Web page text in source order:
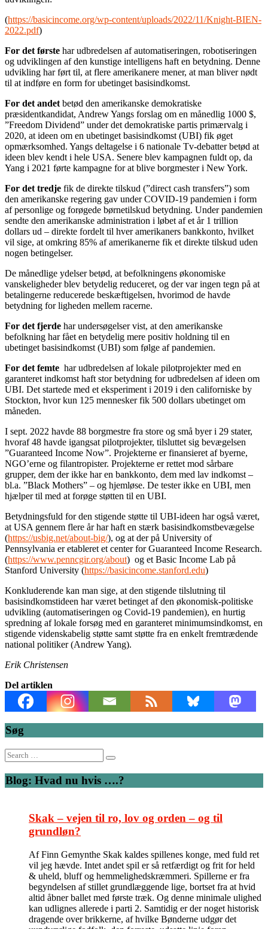
(https://basicincome.org/wp-content/uploads/2022/11/Knight-BIEN-
2022.pdf)
For det første har udbredelsen af automatiseringen, robotiseringen
og udviklingen af den kunstige intelligens haft en betydning. Denne
udvikling har ført til, at flere amerikanere mener, at man bliver nødt
til at indføre en form for ubetinget basisindkomst.
For det andetbetød den amerikanske demokratiske
præsidentkandidat, Andrew Yangs forslag om en månedlig 1000 $,
”Freedom Dividend” under det demokratiske partis primærvalg i
2020, at ideen om en ubetinget basisindkomst (UBI) fik øget
opmærksomhed. Yangs deltagelse i 6 nationale Tv-debatter betød at
ideen blev kendt i hele USA. Senere blev kampagnen fuldt op, da
Yang i 2021 førte kampagne for at blive borgmester i New York.
For det tredje fik de direkte tilskud (”direct cash transfers”) som
den amerikanske regering gav under COVID-19 pandemien i form
af personlige og forøgede børnetilskud betydning. Under pandemien
sendte den amerikanske administration i løbet af et år 1 trillion
dollars ud – direkte fordelt til hver amerikaners bankkonto, hvilket
vil sige, at omkring 85% af amerikanerne fik et direkte tilskud uden
nogen betingelser.
De månedlige ydelser betød, at befolkningens økonomiske
vanskeligheder blev betydelig reduceret, og der var ingen tegn på at
betalingerne reducerede beskæftigelsen, hvorimod de havde
betydning for ligheden mellem racerne.
For det fjerde har undersøgelser vist, at den amerikanske
befolkning har fået en betydelig mere positiv holdning til en
ubetinget basisindkomst (UBI) som følge af pandemien.
For det femte har udbredelsen af lokale pilotprojekter med en
garanteret indkomst haft stor betydning for udbredelsen af ideen om
UBI. Det startede med et eksperiment i 2019 i den californiske by
Stockton, hvor kun 125 mennesker fik 500 dollars ubetinget om
måneden.
I sept. 2022 havde 88 borgmestre fra store og små byer i 29 stater,
hvoraf 48 havde igangsat pilotprojekter, tilsluttet sig bevægelsen
”Guaranteed Income Now”. Projekterne er finansieret af byerne,
NGO’erne og filantropister. Projekterne er rettet mod sårbare
grupper, dem der ikke har en bankkonto, dem med lav indkomst –
bl.a. ”Black Mothers” – og hjemløse. De tester ikke en UBI, men
hjælper til med at forøge støtten til en UBI.
Betydningsfuld for den stigende støtte til UBI-ideen har også været,
at USA gennem flere år har haft en stærk basisindkomstbevægelse
(https://usbig.net/about-big/), og at der på University of
Pennsylvania er etableret et center for Guaranteed Income Research.
(https://www.penncgir.org/about) og et Basic Income Lab på
Stanford University (https://basicincome.stanford.edu)
Konkluderende kan man sige, at den stigende tilslutning til
basisindkomstideen har været betinget af den økonomisk-politiske
udvikling (automatiseringen og Covid-19 pandemien), en hurtig
spredning af lokale forsøg med en garanteret minimumsindkomst, en
stigende videnskabelig støtte samt støtte fra en enkelt fremtrædende
national politiker (Andrew Yang).
Erik Christensen
Del artiklen
Søg
Search
for:
Blog: Hvad nu hvis ….?
Skak – vejen til ro, lov og orden – og til
grundløn?
Af Finn Gemynthe Skak kaldes spillenes konge, med fuld ret
vil jeg hævde. Intet andet spil er så retfærdigt og frit for held
& uheld, bluff og hemmelighedskræmmeri. Spillerne er fra
begyndelsen af stillet grundlæggende lige, bortset fra at hvid
altid åbner ballet med første træk. Og denne minimale ulighed
kan udlignes allerede i parti 2. Samtidig er der noget historisk
dragende over brikkerne, af hvilke Bønderne udgør det